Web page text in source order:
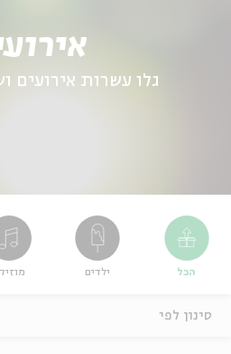
גלו עשרות אירועים
הכל ילדים
סינון לפי